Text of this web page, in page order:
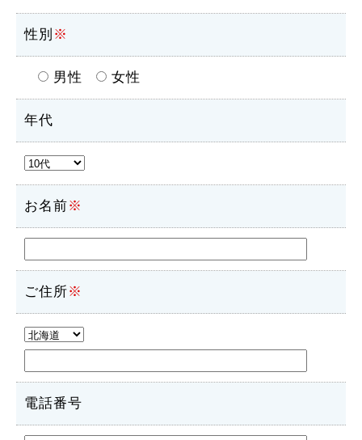
性別 ※
男性 女性
年代
お名前※
ご住所※
電話番号